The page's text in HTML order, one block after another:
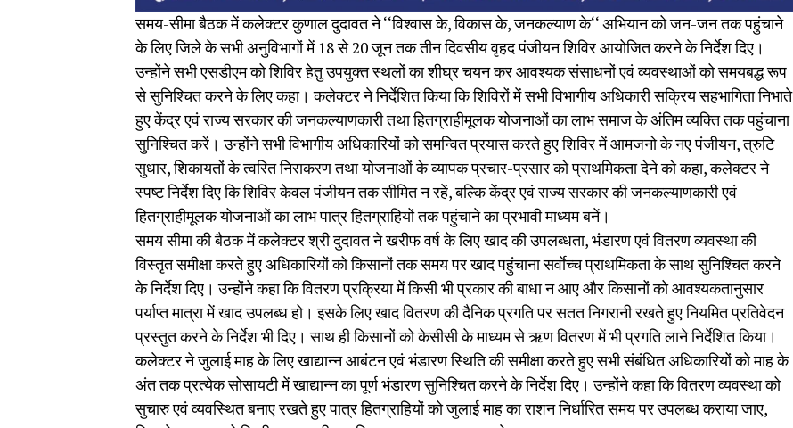
समय-सीमा बैठक में कलेक्टर कुणाल दुदावत ने ‘‘विश्वास के, विकास के, जनकल्याण के‘‘ अभियान को जन-जन तक पहुंचाने
के लिए जिले के सभी अनुविभागों में 18 से 20 जून तक तीन दिवसीय वृहद पंजीयन शिविर आयोजित करने के निर्देश दिए।
उन्होंने सभी एसडीएम को शिविर हेतु उपयुक्त स्थलों का शीघ्र चयन कर आवश्यक संसाधनों एवं व्यवस्थाओं को समयबद्ध रूप
से सुनिश्चित करने के लिए कहा। कलेक्टर ने निर्देशित किया कि शिविरों में सभी विभागीय अधिकारी सक्रिय सहभागिता निभाते
हुए केंद्र एवं राज्य सरकार की जनकल्याणकारी तथा हितग्राहीमूलक योजनाओं का लाभ समाज के अंतिम व्यक्ति तक पहुंचाना
सुनिश्चित करें। उन्होंने सभी विभागीय अधिकारियों को समन्वित प्रयास करते हुए शिविर में आमजनो के नए पंजीयन, त्रुटि
सुधार, शिकायतों के त्वरित निराकरण तथा योजनाओं के व्यापक प्रचार-प्रसार को प्राथमिकता देने को कहा, कलेक्टर ने
स्पष्ट निर्देश दिए कि शिविर केवल पंजीयन तक सीमित न रहें, बल्कि केंद्र एवं राज्य सरकार की जनकल्याणकारी एवं
हितग्राहीमूलक योजनाओं का लाभ पात्र हितग्राहियों तक पहुंचाने का प्रभावी माध्यम बनें।
समय सीमा की बैठक में कलेक्टर श्री दुदावत ने खरीफ वर्ष के लिए खाद की उपलब्धता, भंडारण एवं वितरण व्यवस्था की
विस्तृत समीक्षा करते हुए अधिकारियों को किसानों तक समय पर खाद पहुंचाना सर्वाेच्च प्राथमिकता के साथ सुनिश्चित करने
के निर्देश दिए। उन्होंने कहा कि वितरण प्रक्रिया में किसी भी प्रकार की बाधा न आए और किसानों को आवश्यकतानुसार
पर्याप्त मात्रा में खाद उपलब्ध हो। इसके लिए खाद वितरण की दैनिक प्रगति पर सतत निगरानी रखते हुए नियमित प्रतिवेदन
प्रस्तुत करने के निर्देश भी दिए। साथ ही किसानों को केसीसी के माध्यम से ऋण वितरण में भी प्रगति लाने निर्देशित किया।
कलेक्टर ने जुलाई माह के लिए खाद्यान्न आबंटन एवं भंडारण स्थिति की समीक्षा करते हुए सभी संबंधित अधिकारियों को माह के
अंत तक प्रत्येक सोसायटी में खाद्यान्न का पूर्ण भंडारण सुनिश्चित करने के निर्देश दिए। उन्होंने कहा कि वितरण व्यवस्था को
सुचारु एवं व्यवस्थित बनाए रखते हुए पात्र हितग्राहियों को जुलाई माह का राशन निर्धारित समय पर उपलब्ध कराया जाए,